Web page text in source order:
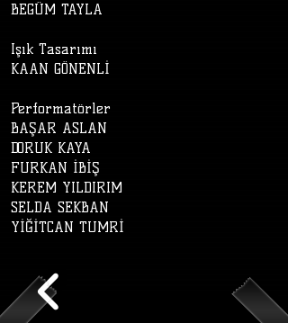
BEGÜM TAYLA
Işık Tasarımı
KAAN GÖNENLİ
Performatörler
BAŞAR ASLAN
DORUK KAYA
FURKAN İBİŞ
KEREM YILDIRIM
SELDA SEKBAN
YİĞİTCAN TUMRİ